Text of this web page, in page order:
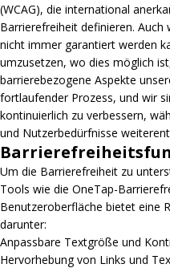
(WCAG), die international
Barrierefreiheit definieren.
nicht immer garantiert werden
umzusetzen, wo dies möglich
barrierebezogene Aspekte
fortlaufender Prozess, und wir
kontinuierlich zu verbessern,
und Nutzerbedürfnisse
Um die Barrierefreiheit zu
Tools wie die OneTap-
Benutzeroberfläche bietet eine
darunter:
Anpassbare Textgröße und
Hervorhebung von Links und